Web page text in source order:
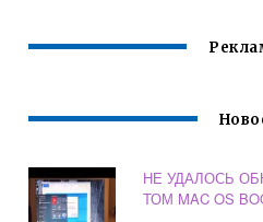
НЕ УДАЛОСЬ
ТОМ MAC OS